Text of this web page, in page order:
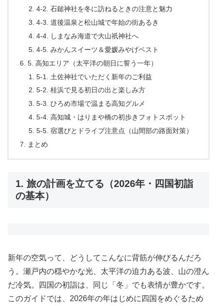
4-2. 石鎚神社を冬に訪ねるときの注意と魅力
4-3. 道後温泉と松山城で年始の街あるき
4-4. しまなみ海道で大山祇神社へ
4-5. みかんスイーツ＆愛媛みやげベスト
5. 高知エリア（太平洋の朝日に誓う一年）
5-1. 土佐神社でいただく新年のご利益
5-2. 桂浜で見る初日の出と楽しみ方
5-3. ひろめ市場で温まる高知グルメ
5-4. 高知城・はりまや橋の初歩きフォトスポット
5-5. 宿選びとドライブ注意点（山間部の路面対策）
まとめ
1. 旅の計画を立てる（2026年・四国初詣
の基本）
新年の空気って、どうしてこんなに背筋が伸びるんだろ
う。瀬戸内の穏やかな光、太平洋の迫力ある波、山の澄ん
だ冷気。四国の初詣は、同じ「冬」でも表情が豊かです。
このガイドでは、2026年の年はじめに四国をめぐるため